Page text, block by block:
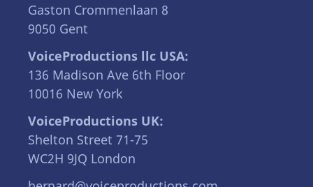
Gaston Crommenlaan 8
9050 Gent
VoiceProductions llc USA:
136 Madison Ave 6th Floor
10016 New York
VoiceProductions UK:
Shelton Street 71-75
WC2H 9JQ London